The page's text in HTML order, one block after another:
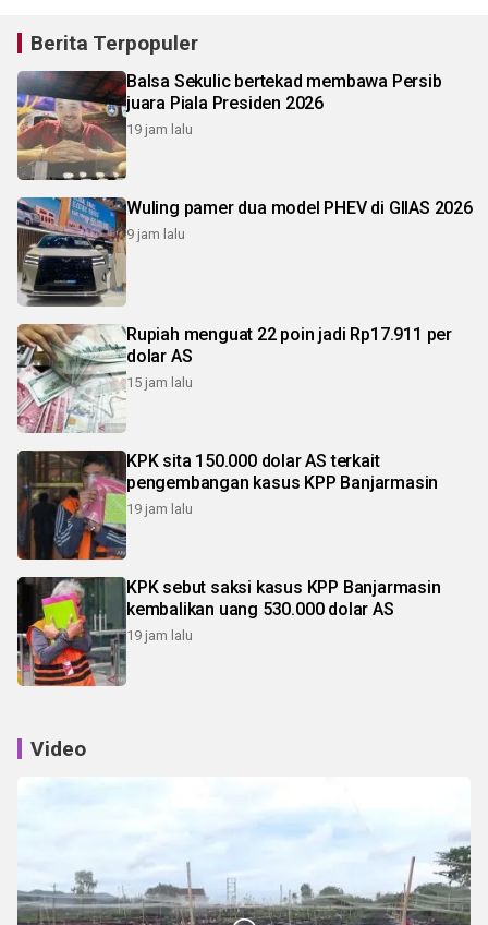
Berita Terpopuler
Balsa Sekulic bertekad membawa Persib
juara Piala Presiden 2026
19 jam lalu
Wuling pamer dua model PHEV di GIIAS 2026
9 jam lalu
Rupiah menguat 22 poin jadi Rp17.911 per
dolar AS
15 jam lalu
KPK sita 150.000 dolar AS terkait
pengembangan kasus KPP Banjarmasin
19 jam lalu
KPK sebut saksi kasus KPP Banjarmasin
kembalikan uang 530.000 dolar AS
19 jam lalu
Video